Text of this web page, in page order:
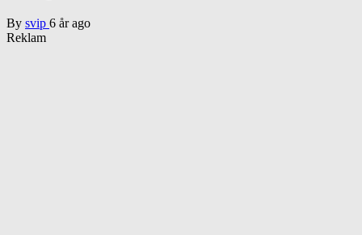
By svip 6 år ago
Reklam